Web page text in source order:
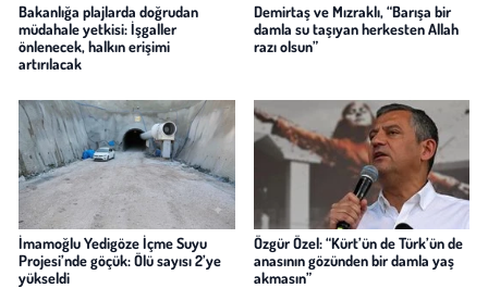
Bakanlığa plajlarda doğrudan
müdahale yetkisi: İşgaller
önlenecek, halkın erişimi
artırılacak
Demirtaş ve Mızraklı, “Barışa bir
damla su taşıyan herkesten Allah
razı olsun”
İmamoğlu Yedigöze İçme Suyu
Projesi’nde göçük: Ölü sayısı 2’ye
yükseldi
Özgür Özel: “Kürt’ün de Türk’ün de
anasının gözünden bir damla yaş
akmasın”